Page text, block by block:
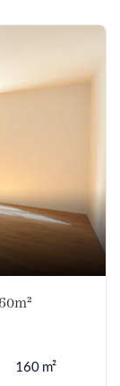
160 m²